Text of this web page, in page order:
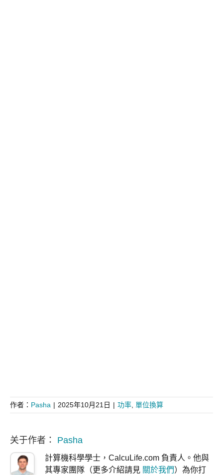
作者： Pasha | 2025年10月21日 | 功率 單位換算
关于作者： Pasha
計算機科學學士，CalcuLife.com 負責人。他與
其專家團隊（更多介紹請見 關於我們）為你打